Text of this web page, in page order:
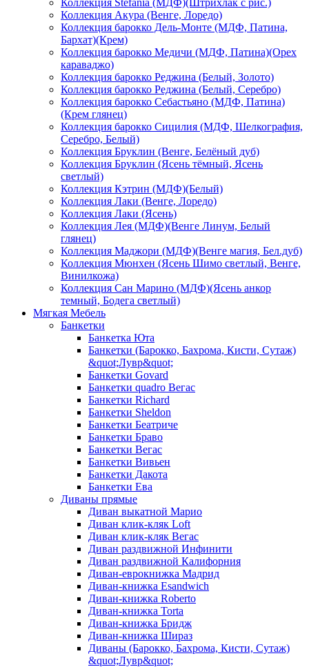
Коллекция Stefania (МДФ)(Штрихлак с рис.)
Коллекция Акура (Венге, Лоредо)
Коллекция барокко Дель-Монте (МДФ, Патина,
Бархат)(Крем)
Коллекция барокко Медичи (МДФ, Патина)(Орех
караваджо)
Коллекция барокко Реджина (Белый, Золото)
Коллекция барокко Реджина (Белый, Серебро)
Коллекция барокко Себастьяно (МДФ, Патина)
(Крем глянец)
Коллекция барокко Сицилия (МДФ, Шелкография,
Серебро, Белый)
Коллекция Бруклин (Венге, Белёный дуб)
Коллекция Бруклин (Ясень тёмный, Ясень
светлый)
Коллекция Кэтрин (МДФ)(Белый)
Коллекция Лаки (Венге, Лоредо)
Коллекция Лаки (Ясень)
Коллекция Лея (МДФ)(Венге Линум, Белый
глянец)
Коллекция Маджори (МДФ)(Венге магия, Бел.дуб)
Коллекция Мюнхен (Ясень Шимо светлый, Венге,
Винилкожа)
Коллекция Сан Марино (МДФ)(Ясень анкор
темный, Бодега светлый)
Мягкая Мебель
Банкетки
Банкетка Юта
Банкетки (Барокко, Бахрома, Кисти, Сутаж)
&quot;Лувр&quot;
Банкетки Govard
Банкетки quadro Вегас
Банкетки Richard
Банкетки Sheldon
Банкетки Беатриче
Банкетки Браво
Банкетки Вегас
Банкетки Вивьен
Банкетки Дакота
Банкетки Ева
Диваны прямые
Диван выкатной Марио
Диван клик-кляк Loft
Диван клик-кляк Вегас
Диван раздвижной Инфинити
Диван раздвижной Калифорния
Диван-еврокнижка Мадрид
Диван-книжка Esandwich
Диван-книжка Roberto
Диван-книжка Torta
Диван-книжка Бридж
Диван-книжка Шираз
Диваны (Барокко, Бахрома, Кисти, Сутаж)
&quot;Лувр&quot;